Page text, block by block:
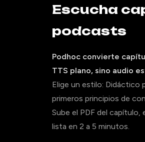
Escucha
podcasts
Podhoc convierte
TTS plano, sino audio
Elige un estilo: Didáctico
primeros principios de
Sube el PDF del capítulo,
lista en 2 a 5 minutos.